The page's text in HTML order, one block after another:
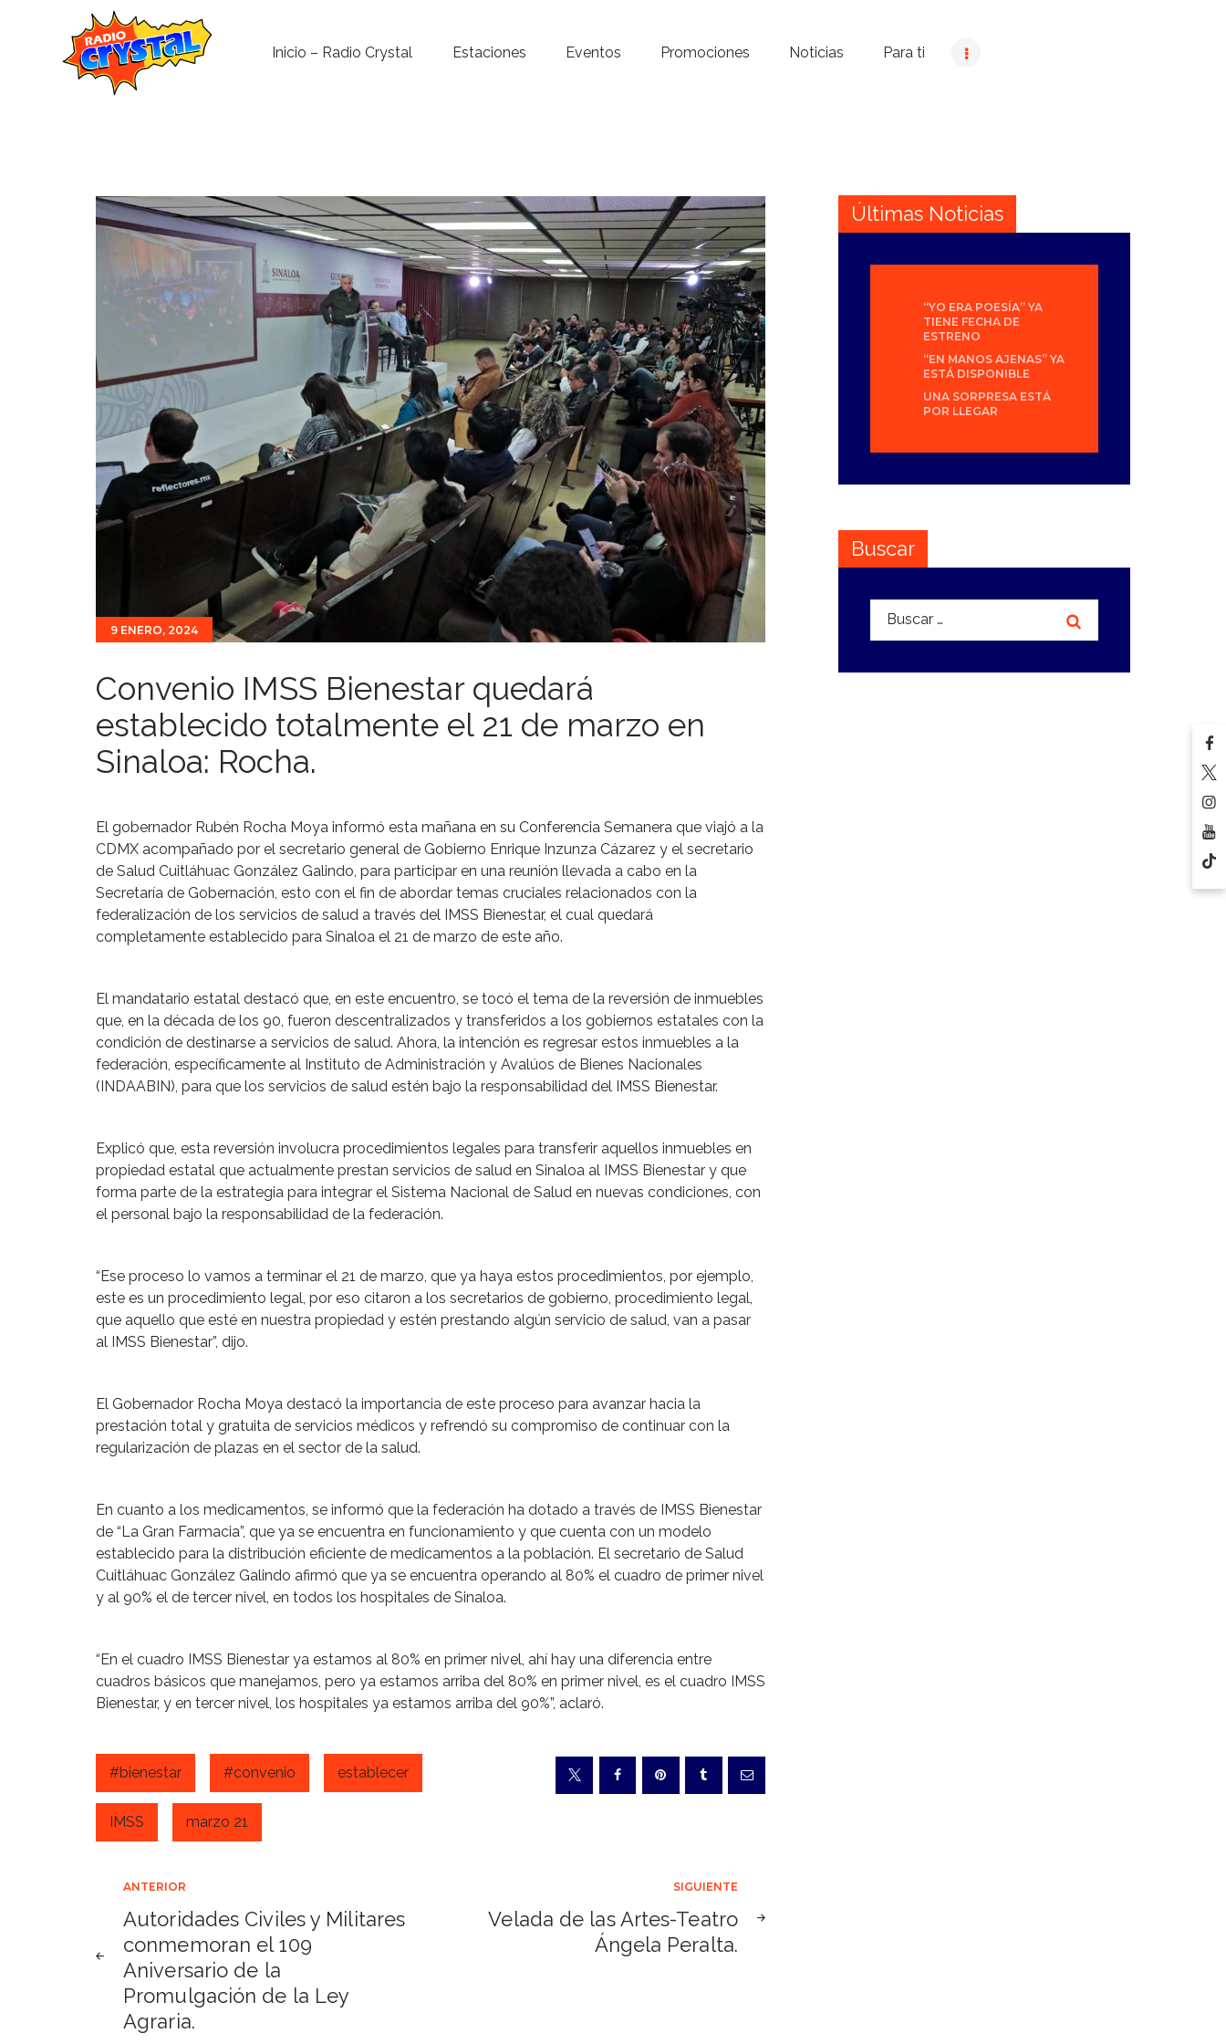
Inicio – Radio Crystal Estaciones Eventos Promociones Noticias Para ti
Noticias
Para ti
Contacto
9 ENERO, 2024
Convenio IMSS Bienestar quedará
establecido totalmente el 21 de marzo en
Sinaloa: Rocha.
El gobernador Rubén Rocha Moya informó esta mañana en su Conferencia Semanera que viajó a la
CDMX acompañado por el secretario general de Gobierno Enrique Inzunza Cázarez y el secretario
de Salud Cuitláhuac González Galindo, para participar en una reunión llevada a cabo en la
Secretaría de Gobernación, esto con el fin de abordar temas cruciales relacionados con la
federalización de los servicios de salud a través del IMSS Bienestar, el cual quedará
completamente establecido para Sinaloa el 21 de marzo de este año.
El mandatario estatal destacó que, en este encuentro, se tocó el tema de la reversión de inmuebles
que, en la década de los 90, fueron descentralizados y transferidos a los gobiernos estatales con la
condición de destinarse a servicios de salud. Ahora, la intención es regresar estos inmuebles a la
federación, específicamente al Instituto de Administración y Avalúos de Bienes Nacionales
(INDAABIN), para que los servicios de salud estén bajo la responsabilidad del IMSS Bienestar.
Explicó que, esta reversión involucra procedimientos legales para transferir aquellos inmuebles en
propiedad estatal que actualmente prestan servicios de salud en Sinaloa al IMSS Bienestar y que
forma parte de la estrategia para integrar el Sistema Nacional de Salud en nuevas condiciones, con
el personal bajo la responsabilidad de la federación.
“Ese proceso lo vamos a terminar el 21 de marzo, que ya haya estos procedimientos, por ejemplo,
este es un procedimiento legal, por eso citaron a los secretarios de gobierno, procedimiento legal,
que aquello que esté en nuestra propiedad y estén prestando algún servicio de salud, van a pasar
al IMSS Bienestar”, dijo.
El Gobernador Rocha Moya destacó la importancia de este proceso para avanzar hacia la
prestación total y gratuita de servicios médicos y refrendó su compromiso de continuar con la
regularización de plazas en el sector de la salud.
En cuanto a los medicamentos, se informó que la federación ha dotado a través de IMSS Bienestar
de “La Gran Farmacia”, que ya se encuentra en funcionamiento y que cuenta con un modelo
establecido para la distribución eficiente de medicamentos a la población. El secretario de Salud
Cuitláhuac González Galindo afirmó que ya se encuentra operando al 80% el cuadro de primer nivel
y al 90% el de tercer nivel, en todos los hospitales de Sinaloa.
“En el cuadro IMSS Bienestar ya estamos al 80% en primer nivel, ahí hay una diferencia entre
cuadros básicos que manejamos, pero ya estamos arriba del 80% en primer nivel, es el cuadro IMSS
Bienestar, y en tercer nivel, los hospitales ya estamos arriba del 90%”, aclaró.
#bienestar #convenio establecer
IMSS marzo 21
Navegación
de
entradas
ANTERIOR
Autoridades Civiles y Militares
conmemoran el 109
Aniversario de la
Promulgación de la Ley
Agraria.
SIGUIENTE
Velada de las Artes-Teatro
Ángela Peralta.
Últimas Noticias
“YO ERA POESÍA” YA
TIENE FECHA DE
ESTRENO
“EN MANOS AJENAS” YA
ESTÁ DISPONIBLE
UNA SORPRESA ESTÁ
POR LLEGAR
Buscar
Buscar: